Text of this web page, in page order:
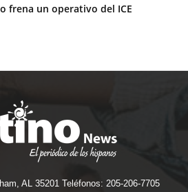
frena un operativo del ICE
AL 35201 Teléfonos: 205-206-7705